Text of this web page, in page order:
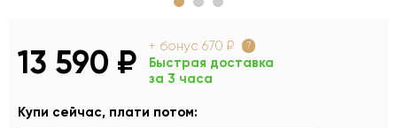
13 590 ₽ + бонус 670 ₽ ?
Быстрая доставка
за 3 часа
Купи сейчас, плати потом: